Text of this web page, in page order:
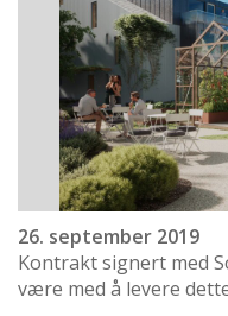
26. september 2019
Kontrakt signert med
være med å levere